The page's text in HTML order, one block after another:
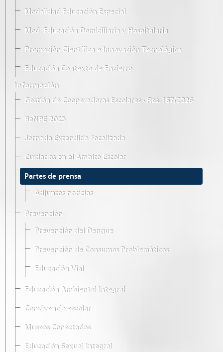
Modalidad Educación Especial
Mod. Educación Domiciliaria y Hospitalaria
Promoción Científica e Innovación Tecnológica
Educación Contexto de Encierro
Información
Gestión de Cooperadoras Escolares · Res. 167/2026
ReNPE 2025
Jornada Extendida Focalizada
Cuidados en el Ámbito Escolar
Partes de prensa
Adjuntos noticias
Prevención
Prevención del Dengue
Prevención de Consumos Problemáticos
Educación Vial
Educación Ambiental Integral
Convivencia escolar
Museos Conectados
Educación Sexual Integral